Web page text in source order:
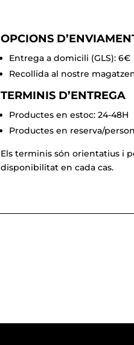
OPCIONS
Entrega a domicili (GLS): 6€
Recollida al nostre
TERMINIS D’ENTREGA
Productes en estoc: 24-48H
Productes en reserva/
Els terminis són orientatius i
disponibilitat en cada cas.